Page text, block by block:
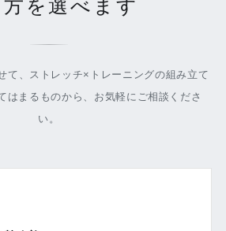
を選べます
て、ストレッチ×トレーニングの組み立て
はまるものから、お気軽にご相談くださ
い。